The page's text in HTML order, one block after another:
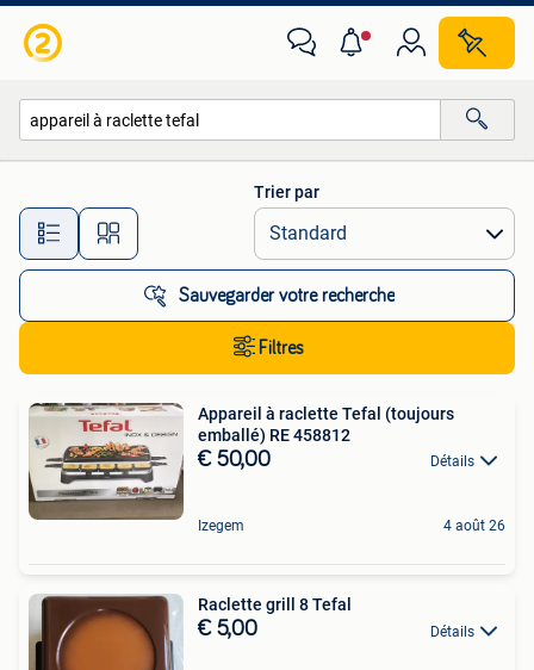
Toutes les distances…
Trier par
Sauvegarder votre recherche
Filtres
Appareil à raclette Tefal (toujours
emballé) RE 458812
€ 50,00 Détails
Izegem 4 août 26
Raclette grill 8 Tefal
€ 5,00 Détails